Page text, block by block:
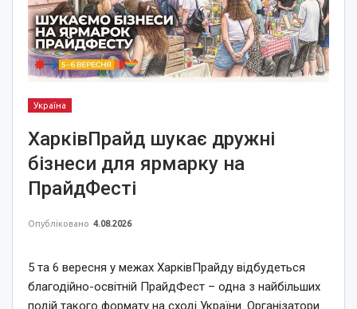
Україна
ХарківПрайд шукає дружні
бізнеси для ярмарку на
ПрайдФесті
Опубліковано 4.08.2026
5 та 6 вересня у межах ХарківПрайду відбудеться
благодійно-освітній ПрайдФест – одна з найбільших
подій такого формату на сході України. Організатори